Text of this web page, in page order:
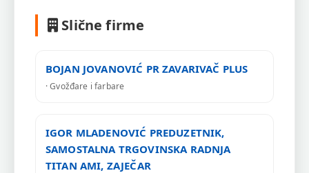
Slične firme
BOJAN JOVANOVIĆ PR ZAVARIVAČ PLUS
· Gvožđare i farbare
IGOR MLADENOVIĆ PREDUZETNIK,
SAMOSTALNA TRGOVINSKA RADNJA
TITAN AMI, ZAJEČAR